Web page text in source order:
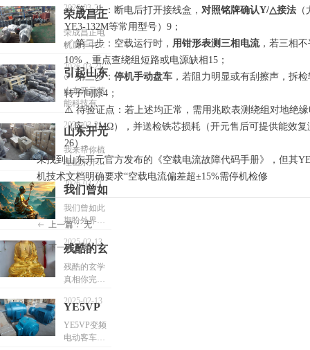
✅ 第一步：断电后打开接线盒， 对照铭牌确认Y/△接法（
YE3-132M等常用型号）9；
✅ 第二步：空载运行时， 用钳形表测三相电流，若三相不
10%，重点查绕组短路或电源缺相15；
✅ 第三步： 停机手动盘车，若阻力明显或有刮擦声，拆
转子间隙4；
⚠️ 待验证点：若上述均正常，需用兆欧表测绕组对地绝缘
（应＞1MΩ），并送检铁芯损耗（开元售后可提供能效复
26）。
未找到山东开元官方发布的《空载电流故障代码手册》，但其
机技术文档明确要求“空载电流偏差超±15%需停机检修
ꂃ 上一篇： 无
ꁹ 下一篇： 无
挡住，使进
风不畅，造
成进风量
小；
（3） 电动
机内部灰尘
过多，影响
散热；
（4） 风扇
损坏或装
反，造成无
风或风量
小；
（5） 未装
风罩或电动
机端盖内未
装挡风板，
造成电动机
无一定的风
路；
（6） 封闭
热片缺损过
多，散热面
动机过热
的原因有
那些？
热的原因有
那些？（1）
电源电压过
高；
（2） 电源
电压过低；
（3） 电源
电压不对
称；
（4） 三相
电源不平
衡。
2026-03-21
荣成昌正
电机过热
原因及额
定电压接
法
荣成昌正电
机属于中小
型工业电机
范畴，广泛
用于风机、
水泵等连续
运行场景4。
这类电机对
电压适配
性、散热条
件和机械负
载极为敏
感，一旦偏
离设计工
况，极易触
发过热保护
或加速老
化。虽然搜
索结果中未
直接提及“荣
成昌正”品牌
但其技术逻
辑与通用中
小型电机高
度一致4，可
2026-03-21
引起山东
开元三相
异步电动
机空载电
流过大的
原因
山东开元节
能科技有限
公司（诸
城）主营
YE2/YE3/YE4
等系列三相
异步电动
机，其产品
属国标高效
电机，结构
与通用异步
电机一致7。
空载电流过
大并非开元
电机独有现
象，而是由
装配工艺、
老化因素共
同导致的共
2026-03-21
山东开元
三相电机
空载电流
过大原因
及排查清
单
我来帮你梳
理山东开元
三相电机空
载电流过大
的常见原因
与实操排查
清单，接下
来会按「核
心原因→分
类排查表→
现场操作建
议」展开。
🧩 先说结
论：空载电
流过大主要
2026-03-21
我们曾如
此期盼外
界的认
可，却最
终发现，
世界是自
他人无关
我们曾如此
期盼外界的
终发现，世
的，与他人
无关
2025-02-13
残酷的玄
学真相你
完全不需
要去纠结
掉某一段
残酷的玄学
真相你完全
结要不要断
系
2025-02-13
YE5VP
变频电动
客车电机
YE5VP变频
电动客车电